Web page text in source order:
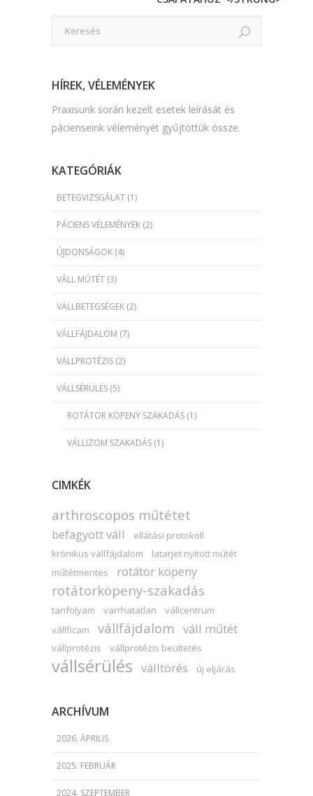
HÍREK, VÉLEMÉNYEK
Praxisunk során kezelt esetek leírását és
pácienseink véleményét gyűjtöttük össze.
KATEGÓRIÁK
BETEGVIZSGÁLAT (1)
PÁCIENS VÉLEMÉNYEK (2)
ÚJDONSÁGOK (4)
VÁLL MŰTÉT (3)
VÁLLBETEGSÉGEK (2)
VÁLLFÁJDALOM (7)
VÁLLPROTÉZIS (2)
VÁLLSÉRÜLÉS (5)
ROTÁTOR KÖPENY SZAKADÁS (1)
VÁLLIZOM SZAKADÁS (1)
CIMKÉK
arthroscopos műtétet
befagyott váll
ellátási protokoll
krónikus vállfájdalom
latarjet nyitott műtét
műtétmentes
rotátor köpeny
rotátorköpeny-szakadás
tanfolyam varrhatatlan
vállcentrum
vállficam
vállfájdalom váll műtét
vállprotézis vállprotézis beültetés
vállsérülés válltörés új eljárás
ARCHÍVUM
2026. ÁPRILIS
2025. FEBRUÁR
2024. SZEPTEMBER